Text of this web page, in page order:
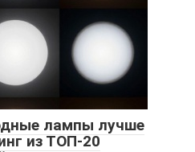
лампы лучше
из ТОП-20